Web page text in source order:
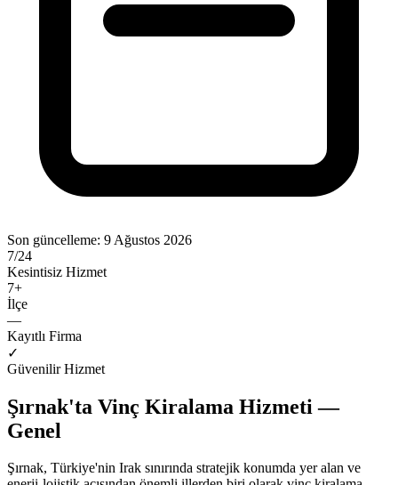
Son güncelleme: 9 Ağustos 2026
7/24
Kesintisiz Hizmet
7+
İlçe
—
Kayıtlı Firma
✓
Güvenilir Hizmet
Şırnak'ta Vinç Kiralama Hizmeti —
Genel
Şırnak, Türkiye'nin Irak sınırında stratejik konumda yer alan ve